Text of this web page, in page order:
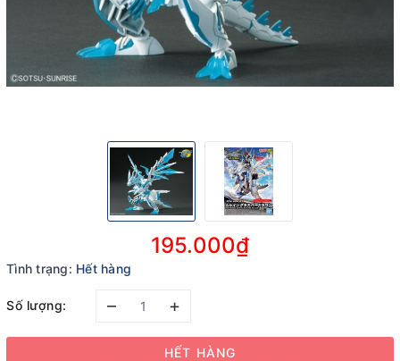
195.000₫
Tình trạng: Hết hàng
Số lượng: – +
HẾT HÀNG